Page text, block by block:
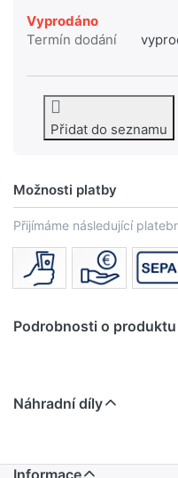
Vyprodáno
Termín dodání
Přidat do seznamu
Možnosti platby
Přijímáme následující
Podrobnosti o produktu
Náhradní díly
Informace